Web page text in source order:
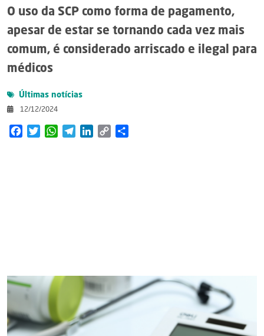
O uso da SCP como forma de pagamento,
apesar de estar se tornando cada vez mais
comum, é considerado arriscado e ilegal para
médicos
Últimas notícias
12/12/2024
FacebookTwitterWhatsAppTelegramLinkedIn
Copy